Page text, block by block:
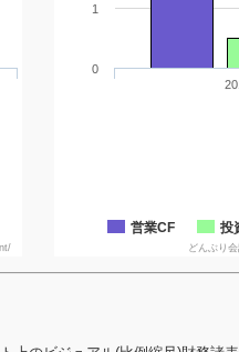
営業CF 投
0
1
どんぶり